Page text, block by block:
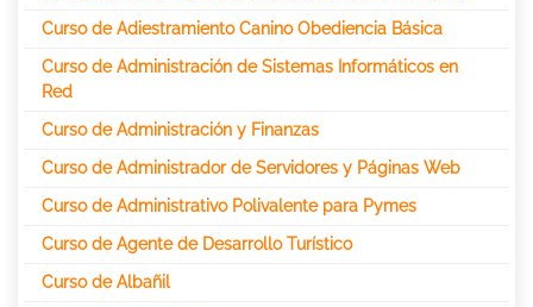
Curso de Adiestramiento Canino Obediencia Básica
Curso de Administración de Sistemas Informáticos en
Red
Curso de Administración y Finanzas
Curso de Administrador de Servidores y Páginas Web
Curso de Administrativo Polivalente para Pymes
Curso de Agente de Desarrollo Turístico
Curso de Albañil